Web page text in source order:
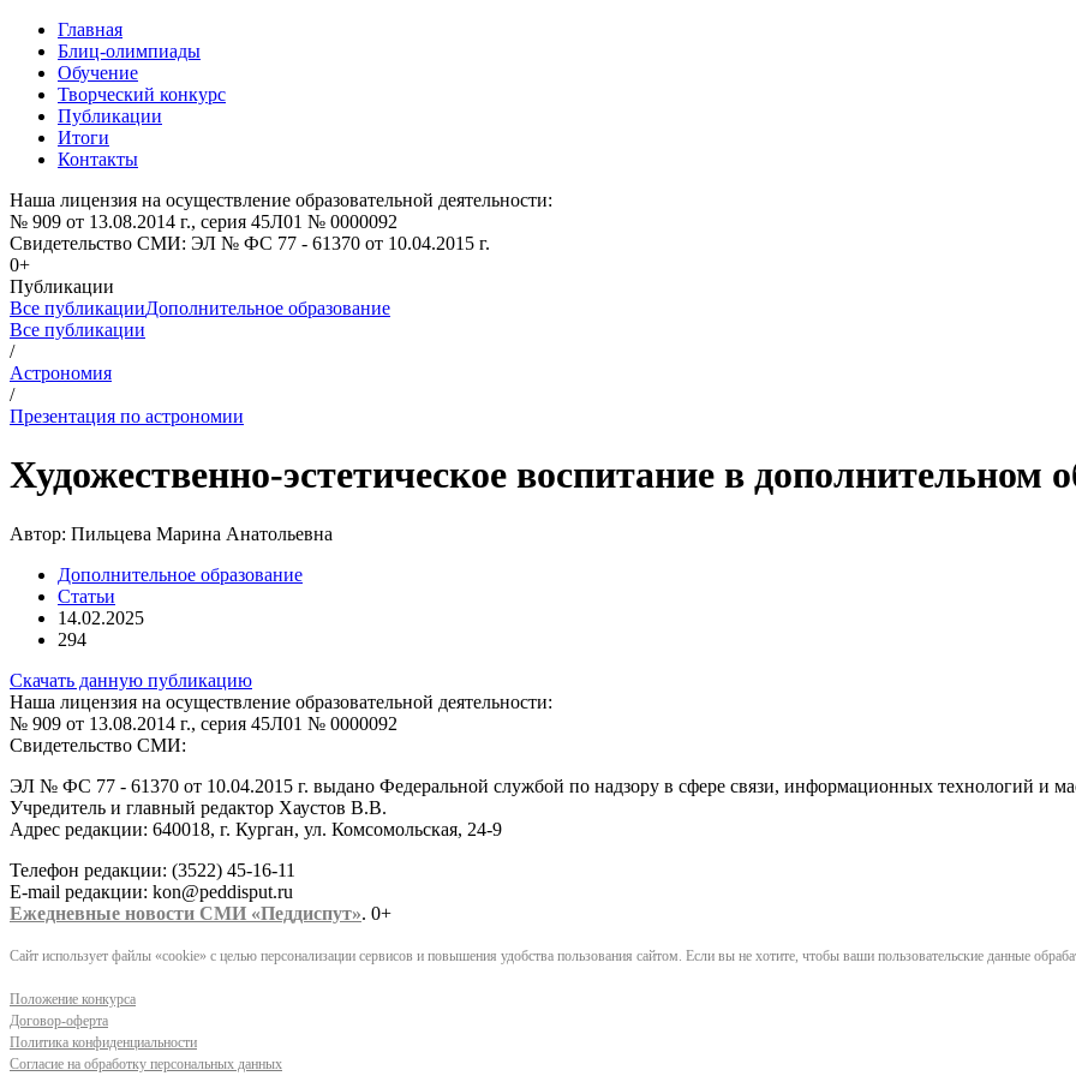
Главная
Блиц-олимпиады
Обучение
Творческий конкурс
Публикации
Итоги
Контакты
Наша лицензия на осуществление образовательной деятельности:
№ 909 от 13.08.2014 г., серия 45Л01 № 0000092
Свидетельство СМИ: ЭЛ № ФС 77 - 61370 от 10.04.2015 г.
0+
Публикации
Все публикацииДополнительное образование
Все публикации
/
Астрономия
/
Презентация по астрономии
Художественно-эстетическое воспитание в дополнительном
Автор: Пильцева Марина Анатольевна
Дополнительное образование
Статьи
14.02.2025
294
Скачать данную публикацию
Наша лицензия на осуществление образовательной деятельности:
№ 909 от 13.08.2014 г., серия 45Л01 № 0000092
Свидетельство СМИ:
ЭЛ № ФС 77 - 61370 от 10.04.2015 г. выдано Федеральной службой по надзору в сфере связи, информационных технологий и
Учредитель и главный редактор Хаустов В.В.
Адрес редакции: 640018, г. Курган, ул. Комсомольская, 24-9
Телефон редакции: (3522) 45-16-11
E-mail редакции: kon@peddisput.ru
Ежедневные новости СМИ «Педдиспут». 0+
Сайт использует файлы «cookie» с целью персонализации сервисов и повышения удобства пользования сайтом. Если вы не хотите, чтобы ваши пользовательские данные
Положение конкурса
Договор-оферта
Политика конфиденциальности
Согласие на обработку персональных данных